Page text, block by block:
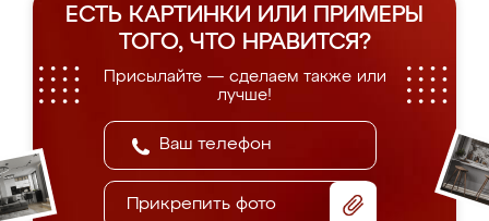
ЕСТЬ КАРТИНКИ ИЛИ ПРИМЕРЫ
ТОГО, ЧТО НРАВИТСЯ?
Присылайте — сделаем также или
лучше!
Прикрепить фото